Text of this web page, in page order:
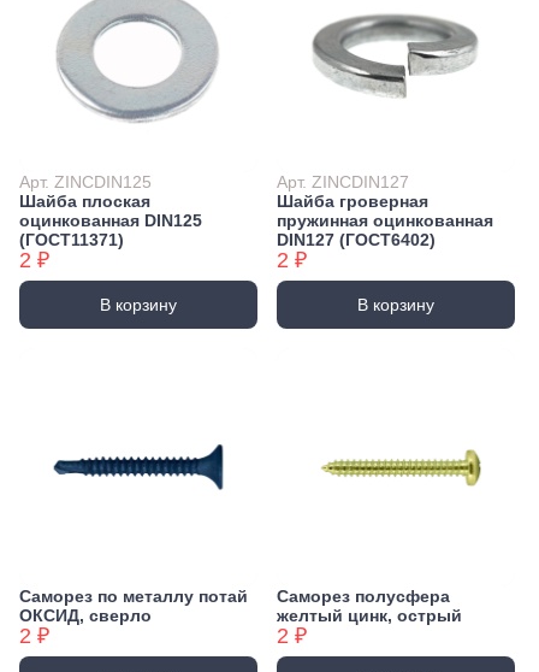
Арт. ZINCDIN125
Шайба плоская
оцинкованная DIN125
(ГОСТ11371)
2 ₽
В корзину
Арт. ZINCDIN127
Шайба гроверная
пружинная оцинкованная
DIN127 (ГОСТ6402)
2 ₽
В корзину
Саморез по металлу потай
ОКСИД, сверло
2 ₽
Саморез полусфера
желтый цинк, острый
2 ₽